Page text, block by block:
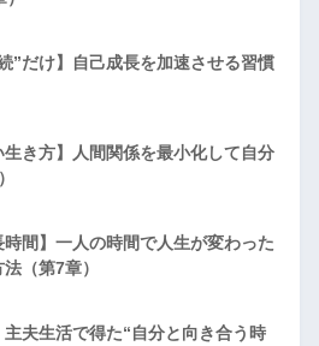
”だけ】自己成長を加速させる習慣
生き方】人間関係を最小化して自分
時間】一人の時間で人生が変わった
（第7章）
主夫生活で得た“自分と向き合う時